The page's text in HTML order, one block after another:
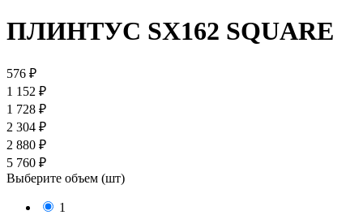
ПЛИНТУС SX162 SQUARE
576 ₽
1 152 ₽
1 728 ₽
2 304 ₽
2 880 ₽
5 760 ₽
Выберите объем (шт)
1